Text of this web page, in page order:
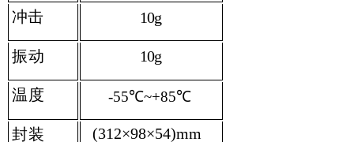
冲击 10g
振动 10g
温度 -55℃~+85℃
封装 (312×98×54)mm